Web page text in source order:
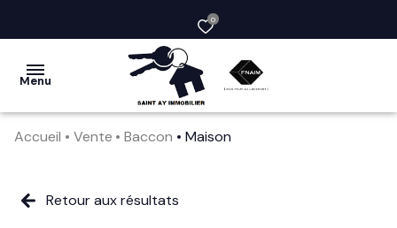
0
Menu
vendre
Accueil Vente Baccon Maison
Retour aux résultats